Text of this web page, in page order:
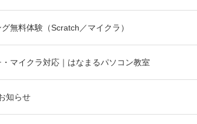
無料体験（Scratch／マイクラ）
マイクラ対応｜はなまるパソコン教室
知らせ